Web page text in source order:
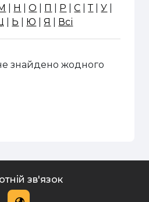
Н |О П Р |С |Т |У
Ь Ю |Я Всі
знайдено жодного
зв'язок